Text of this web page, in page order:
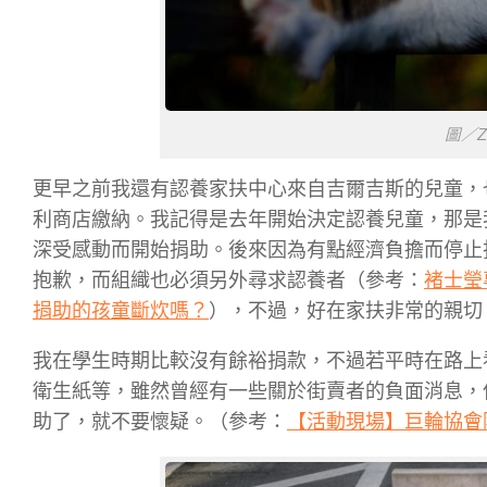
圖／
更早之前我還有認養家扶中心來自吉爾吉斯的兒童
利商店繳納。我記得是去年開始決定認養兒童，那
深受感動而開始捐助。後來因為有點經濟負擔而停
抱歉，而組織也必須另外尋求認養者（參考： 褚士
捐助的孩童斷炊嗎？ ），不過，好在家扶非常的親
我在學生時期比較沒有餘裕捐款，不過若平時在路
衛生紙等，雖然曾經有一些關於街賣者的負面消息
助了，就不要懷疑。
（參考： 【活動現場】巨輪協